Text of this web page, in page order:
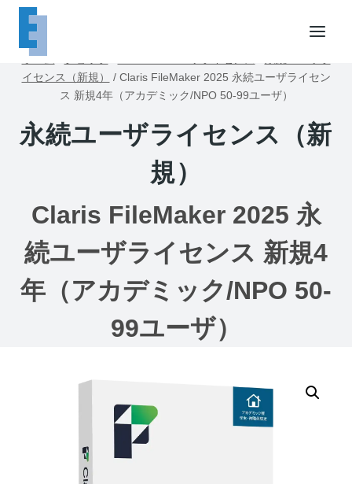
ホーム
イセンス（新規）
/ Claris FileMaker 2025 永続ユーザライセン
ス 新規4年（アカデミック/NPO 50-99ユーザ）
永続ユーザライセンス（新
規）
Claris FileMaker 2025 永
続ユーザライセンス 新規4
年（アカデミック/NPO 50-
99ユーザ）